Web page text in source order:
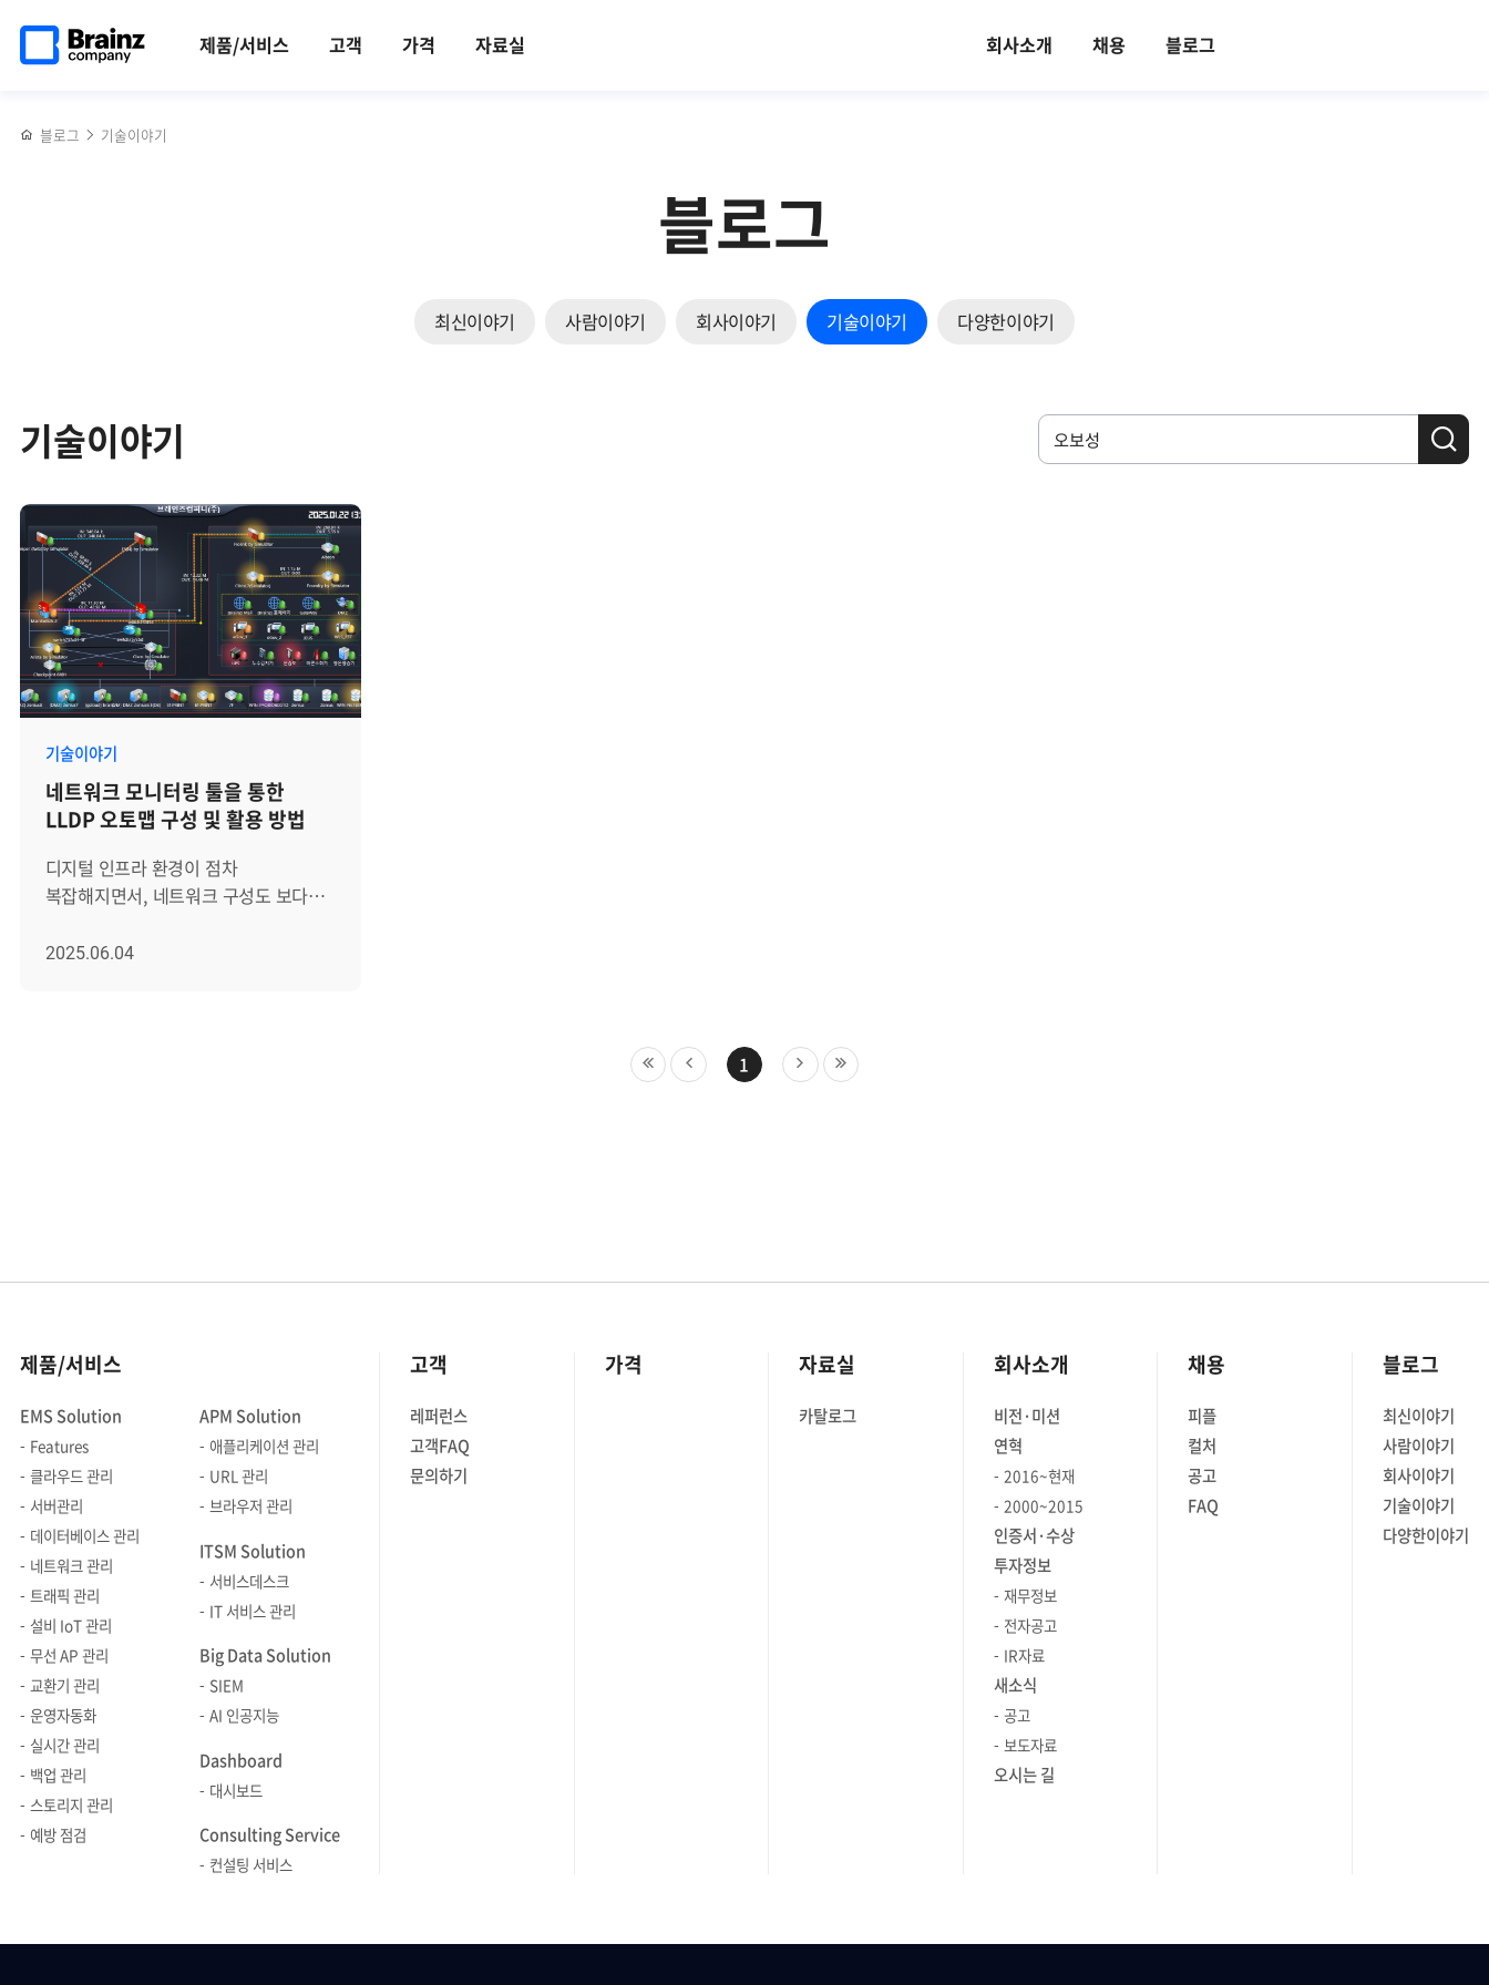
건너뛰기
제품/서비스 고객 가격 자료실 회사소개 채용 블로그
페이지로
블로그 기술이야기
블로그
최신이야기 사람이야기 회사이야기 기술이야기 다양한이야기
기술이야기
기술이야기
네트워크 모니터링 툴을 통한
LLDP 오토맵 구성 및 활용 방법
디지털 인프라 환경이 점차
복잡해지면서, 네트워크 구성도 보다
있습니다. 다양한 벤더의 장비가
한계가 있습니다. 이럴 때 LLDP(Link
자동으로 수집하고 시각적으로 표현할
직관적으로 파악할 수 있습니다. Zenius
NMS와 같은 네트워크 모니터링 툴은
이러한 LLDP 정보를 기반으로 오토맵을
자동 구성해, 운영자가 수작업 없이도
네트워크의 실제 연결 상태를 명확히
확인하고 효율적으로 관리할 수 있도록
지원합니다. 그렇다면 LLDP 기반
오토맵의 개념과 이를 통해 기대할 수
있는 운영상 효과, 그리고 네트워크
모니터링 툴인 Zenius NMS에서 이를
어떻게 구체적으로 활용할 수 있는지를
차례대로 살펴보겠습니다. LLDP 기반의
오토맵은 무엇이고 어떤 문제를 해결할
수 있을까? LLDP는 네트워크 장비 간의
연결 정보를 자동으로 수집하는
프로토콜입니다. Cisco에서 사용하는
CDP(Cisco Discovery Protocol)와
장비 환경에서도 유연하게 활용할 수
2025.06.04
1
제품/서비스
EMS Solution
Features
클라우드 관리
서버관리
데이터베이스 관리
네트워크 관리
트래픽 관리
설비 IoT 관리
무선 AP 관리
교환기 관리
운영자동화
실시간 관리
백업 관리
스토리지 관리
예방 점검
APM Solution
애플리케이션 관리
URL 관리
브라우저 관리
ITSM Solution
서비스데스크
IT 서비스 관리
Big Data Solution
SIEM
AI 인공지능
Dashboard
대시보드
Consulting Service
컨설팅 서비스
고객
레퍼런스
고객FAQ
문의하기
가격 자료실
카탈로그
회사소개
비전·미션
연혁
2016~현재
2000~2015
인증서·수상
투자정보
재무정보
전자공고
IR자료
새소식
공고
보도자료
오시는 길
채용
피플
컬처
공고
FAQ
블로그
최신이야기
사람이야기
회사이야기
기술이야기
다양한이야기